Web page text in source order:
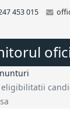
453 015